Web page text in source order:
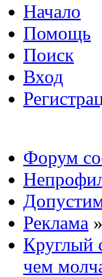
Начало
Помощь
Поиск
Вход
Форум
Реклама »
Круглый
чем